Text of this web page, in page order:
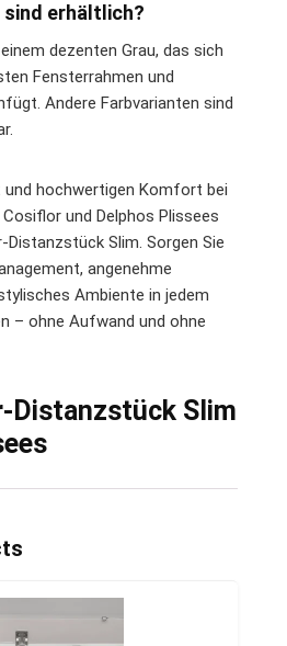
sind erhältlich?
dezenten Grau, das sich
Fensterrahmen und
Andere Farbvarianten sind
und hochwertigen Komfort bei
und Delphos Plissees
Slim. Sorgen Sie
angenehme
Ambiente in jedem
– ohne Aufwand und ohne
Distanzstück Slim